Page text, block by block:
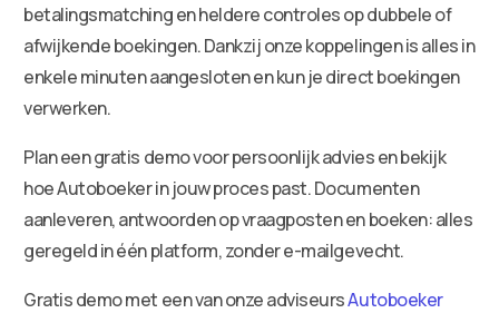
betalingsmatching en heldere controles op dubbele of
afwijkende boekingen. Dankzij onze koppelingen is alles in
enkele minuten aangesloten en kun je direct boekingen
verwerken.
Plan een gratis demo voor persoonlijk advies en bekijk
hoe Autoboeker in jouw proces past. Documenten
aanleveren, antwoorden op vraagposten en boeken: alles
geregeld in één platform, zonder e-mailgevecht.
Gratis demo met een van onze adviseursAutoboeker